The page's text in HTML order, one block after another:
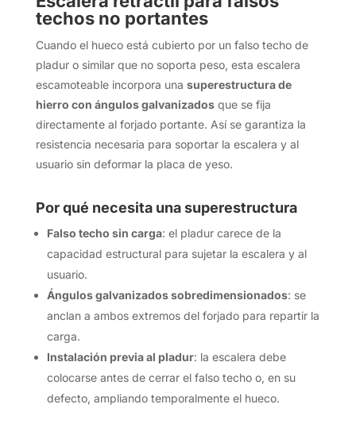
techos no portantes
Cuando el hueco está cubierto por un falso techo de
pladur o similar que no soporta peso, esta escalera
escamoteable incorpora una superestructura de
hierro con ángulos galvanizadosque se fija
directamente al forjado portante. Así se garantiza la
resistencia necesaria para soportar la escalera y al
usuario sin deformar la placa de yeso.
Por qué necesita una superestructura
Falso techo sin carga: el pladur carece de la
capacidad estructural para sujetar la escalera y al
usuario.
Ángulos galvanizados sobredimensionados: se
anclan a ambos extremos del forjado para repartir la
carga.
Instalación previa al pladur: la escalera debe
colocarse antes de cerrar el falso techo o, en su
defecto, ampliando temporalmente el hueco.